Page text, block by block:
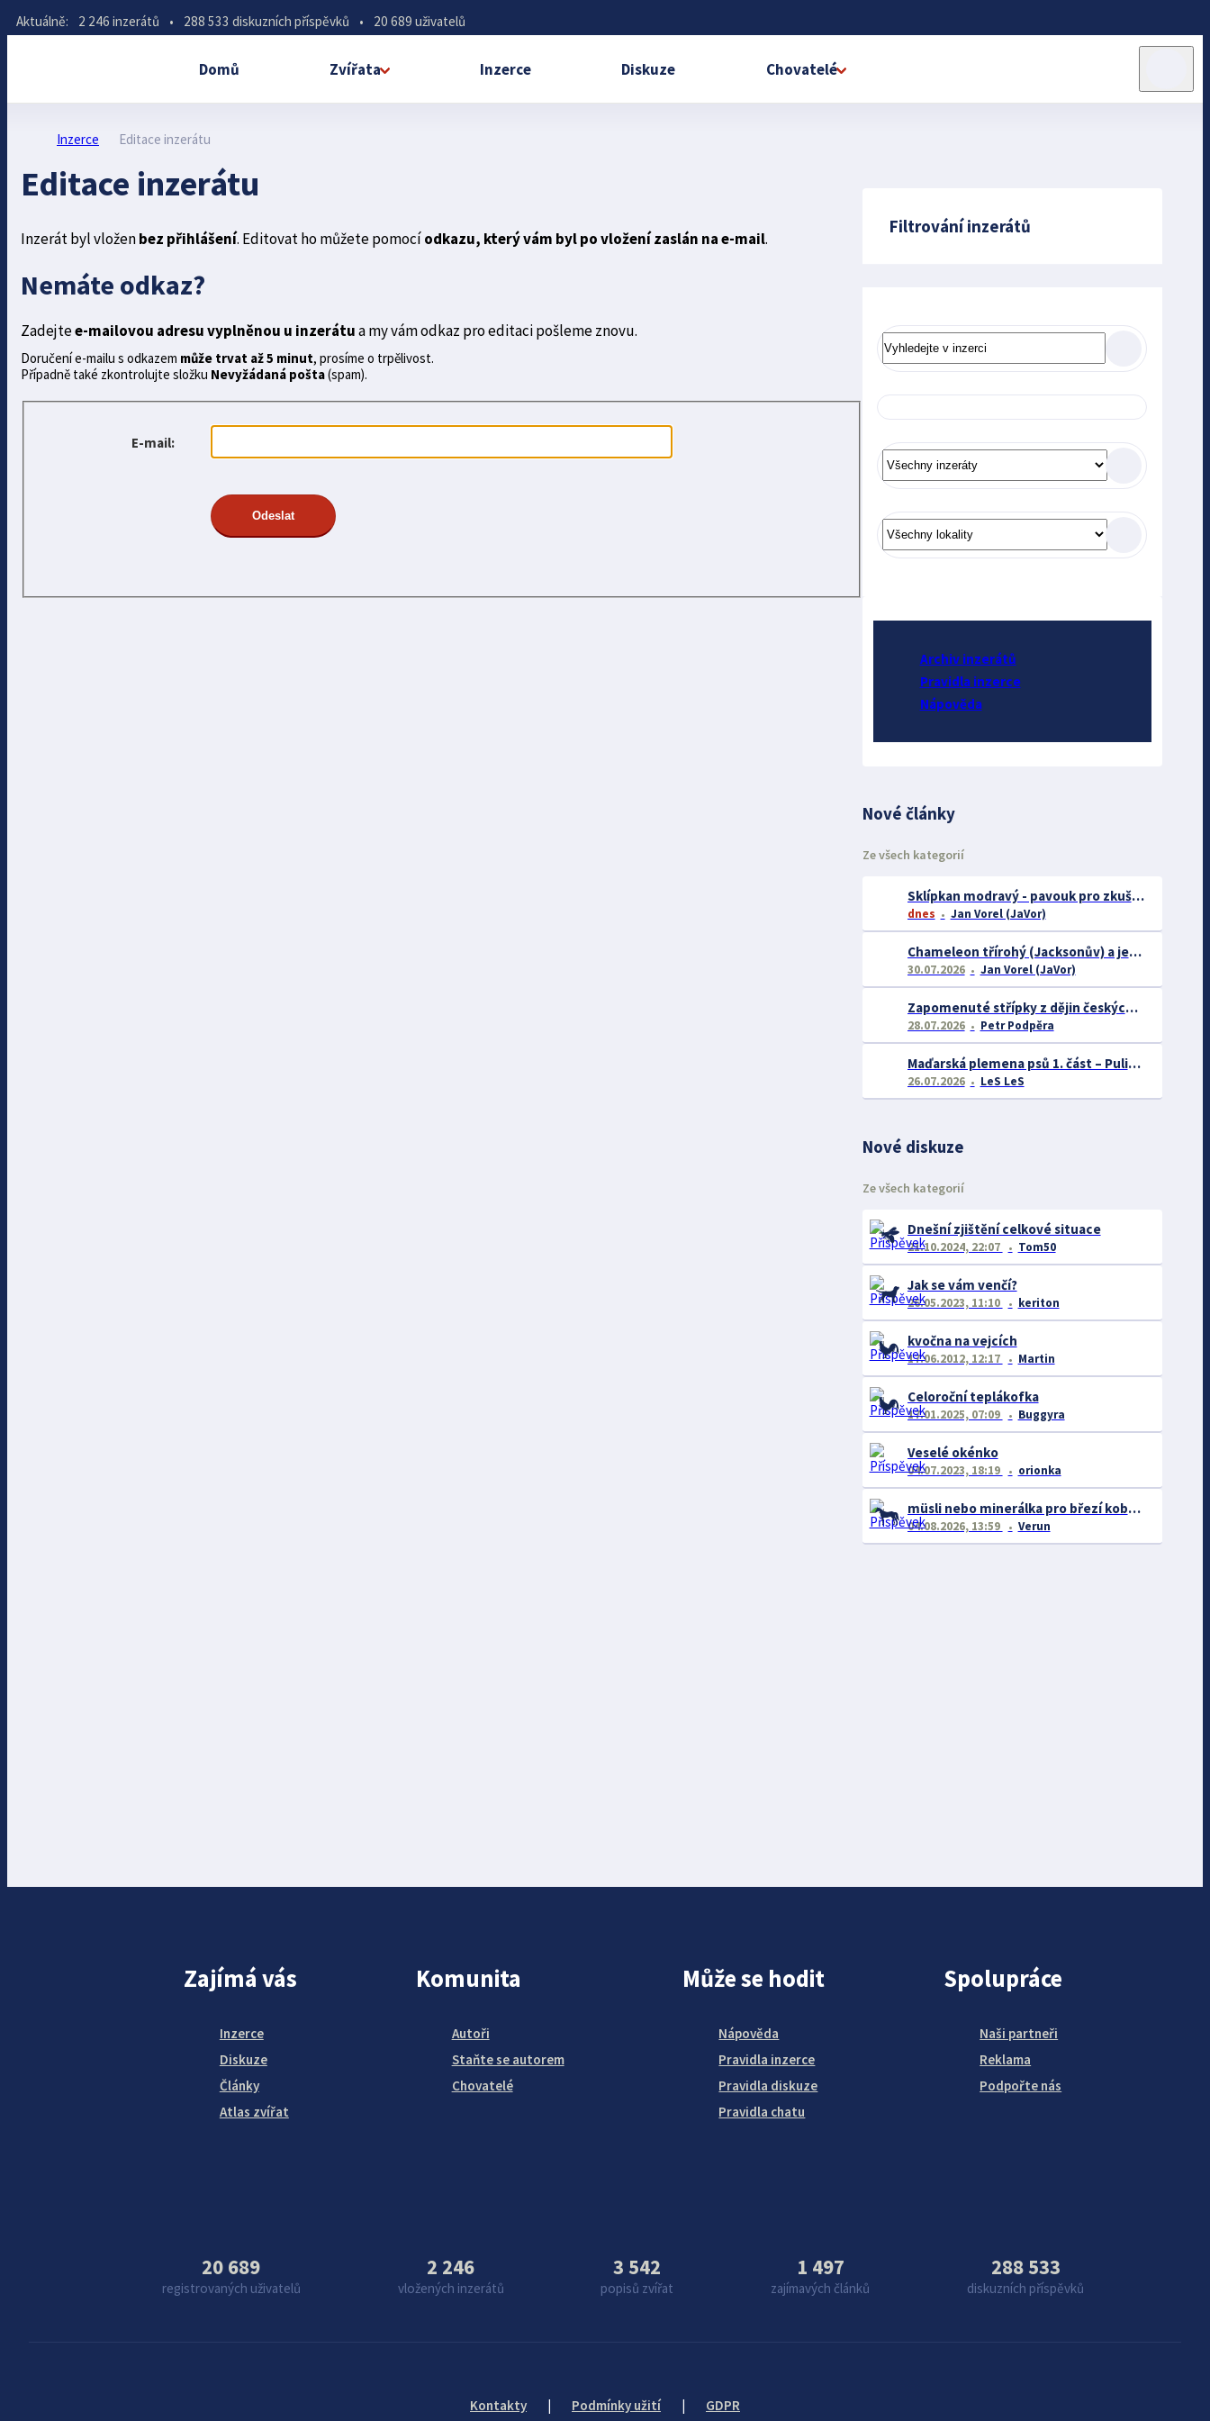
Aktuálně: 2 246 inzerátů • 288 533 diskuzních příspěvků • 20 689 uživatelů
Domů Zvířata Inzerce Diskuze Chovatelé
Inzerce Editace inzerátu
Editace inzerátu
Inzerát byl vloženbez přihlášení. Editovat ho můžete pomocíodkazu, který vám byl po vložení zaslán na e-mail.
Nemáte odkaz?
Zadejtee-mailovou adresu vyplněnou u inzerátua my vám odkaz pro editaci pošleme znovu.
Doručení e-mailu s odkazem může trvat až 5 minut, prosíme o trpělivost.
Případně také zkontrolujte složku Nevyžádaná pošta(spam).
E-mail:
Filtrování inzerátů
Archiv inzerátů
Pravidla inzerce
Nápověda
Nové články
Ze všech kategorií
Sklípkan modravý - pavouk pro zkušené chovatele
dnes Jan Vorel (JaVor)
Chameleon třírohý (Jacksonův) a jeho chov
30.07.2026 Jan Vorel (JaVor)
Zapomenuté střípky z dějin českých exotářů - 3.část
28.07.2026 Petr Podpěra
Maďarská plemena psů 1. část – Puli, Komondor
26.07.2026 LeS LeS
Nové diskuze
Ze všech kategorií
Dnešní zjištění celkové situace
21.10.2024, 22:07 Tom50
Jak se vám venčí?
26.05.2023, 11:10 keriton
kvočna na vejcích
17.06.2012, 12:17 Martin
Celoroční teplákofka
17.01.2025, 07:09 Buggyra
Veselé okénko
04.07.2023, 18:19 orionka
müsli nebo minerálka pro březí kobylu
04.08.2026, 13:59 Verun
Zajímá vás
Inzerce
Diskuze
Články
Atlas zvířat
Komunita
Autoři
Staňte se autorem
Chovatelé
Může se hodit
Nápověda
Pravidla inzerce
Pravidla diskuze
Pravidla chatu
Spolupráce
Naši partneři
Reklama
Podpořte nás
20 689
registrovaných uživatelů
2 246
vložených inzerátů
3 542
popisů zvířat
1 497
zajímavých článků
288 533
diskuzních příspěvků
Kontakty Podmínky užití GDPR